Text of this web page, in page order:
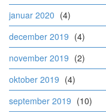
januar 2020 (4)
december 2019 (4)
november 2019 (2)
oktober 2019 (4)
september 2019 (10)